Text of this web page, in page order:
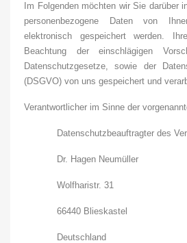
Im Folgenden möchten wir Sie darüber
personenbezogene Daten von
elektronisch gespeichert werden.
Beachtung der einschlägigen
Datenschutzgesetze, sowie der
(DSGVO) von uns gespeichert und
Verantwortlicher im Sinne der
Datenschutzbeauftragter des
Dr. Hagen Neumüller
Wolfharistr. 31
66440 Blieskastel
Deutschland